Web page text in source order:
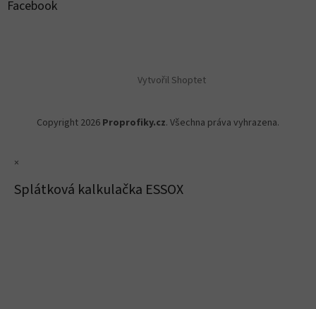
Facebook
Vytvořil Shoptet
Copyright 2026 Proprofiky.cz. Všechna práva vyhrazena.
×
Splátková kalkulačka ESSOX